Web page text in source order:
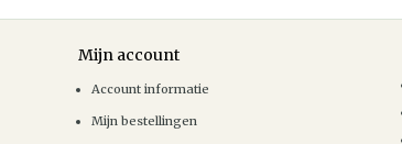
Mijn account
Account informatie
Mijn bestellingen